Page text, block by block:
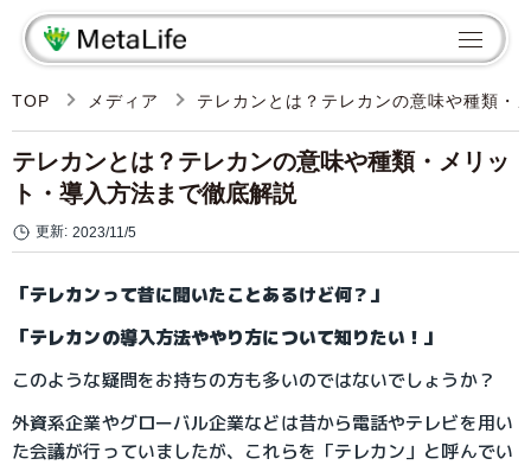
TOP メディア テレカンとは？テレカンの意味や種類・
テレカンとは？テレカンの意味や種類・メリッ
ト・導入方法まで徹底解説
更新: 2023/11/5
「テレカンって昔に聞いたことあるけど何？」
「テレカンの導入方法ややり方について知りたい！」
このような疑問をお持ちの方も多いのではないでしょうか？
外資系企業やグローバル企業などは昔から電話やテレビを用い
た会議が行っていましたが、これらを「テレカン」と呼んでい